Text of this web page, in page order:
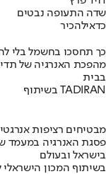
שדה התעופה נבטים
כדאילהכיר
כך תחסכו בחשמל בלי
מהפכת האנרגיה של
בבית
בשיתוף TADIRAN
מבטיחים רציפות
פסגת האנרגיה במעמד
בישראל ובעולם
בשיתוף המכון הישראלי